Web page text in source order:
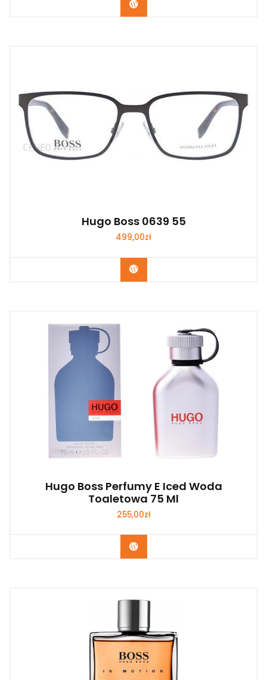
Zobacz
Hugo Boss 0639 55
499,00zł
Zobacz
Hugo Boss Perfumy E Iced Woda
Toaletowa 75 Ml
255,00zł
Zobacz